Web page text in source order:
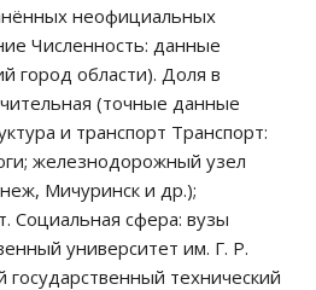
неофициальных
Численность: данные
город области). Доля в
(точные данные
и транспорт Транспорт:
железнодорожный узел
Мичуринск и др.);
Социальная сфера: вузы
университет им. Г. Р.
технический